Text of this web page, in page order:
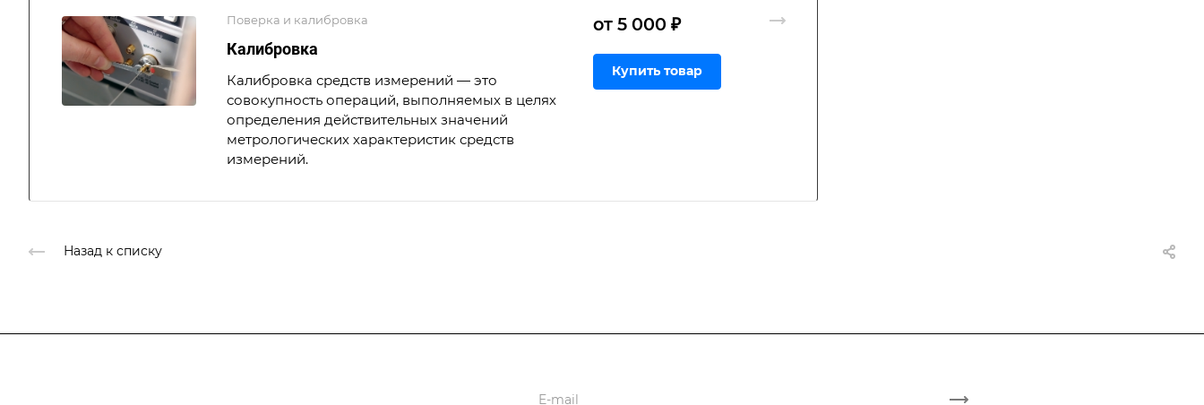
Поверка и калибровка
Калибровка
Калибровка средств измерений — это
совокупность операций, выполняемых в целях
определения действительных значений
метрологических характеристик средств
измерений.
от 5 000 ₽
Купить товар
Назад к списку